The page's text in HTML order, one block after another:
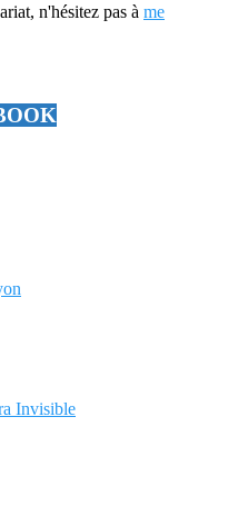
n'hésitez pas à me
Invisible